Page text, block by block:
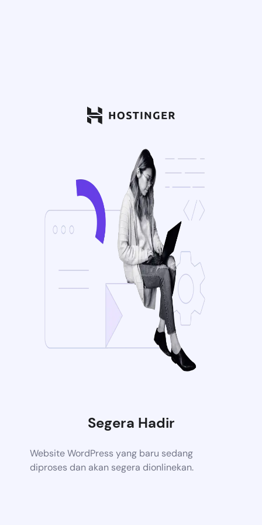
Segera Hadir
Website WordPress yang baru sedang
diproses dan akan segera dionlinekan.